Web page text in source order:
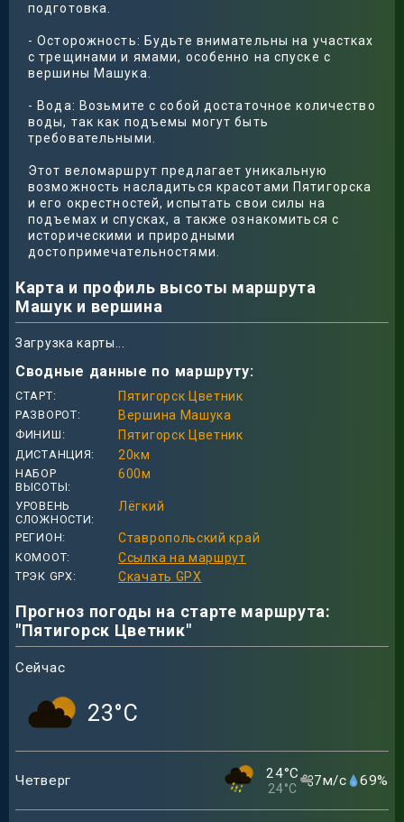
подготовка.
- Осторожность: Будьте внимательны на участках
с трещинами и ямами, особенно на спуске с
вершины Машука.
- Вода: Возьмите с собой достаточное количество
воды, так как подъемы могут быть
требовательными.
Этот веломаршрут предлагает уникальную
возможность насладиться красотами Пятигорска
и его окрестностей, испытать свои силы на
подъемах и спусках, а также ознакомиться с
историческими и природными
достопримечательностями.
Карта и профиль высоты маршрута
Машук и вершина
Загрузка карты...
Сводные данные по маршруту:
СТАРТ Пятигорск Цветник
РАЗВОРОТ Вершина Машука
ФИНИШ Пятигорск Цветник
ДИСТАНЦИЯ 20км
НАБОР
ВЫСОТЫ
600м
УРОВЕНЬ
СЛОЖНОСТИ
Лёгкий
РЕГИОН Ставропольский край
KOMOOT Ссылка на маршрут
ТРЭК GPX Скачать GPX
Прогноз погоды на старте маршрута:
"Пятигорск Цветник"
Сейчас
23°C
Четверг 24°C
24°C 7м/с 69%